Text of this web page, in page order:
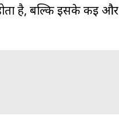
है, बल्कि इसके कई और